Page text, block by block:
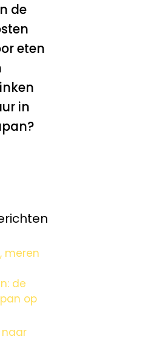
de
eten
in
meren
de
op
naar